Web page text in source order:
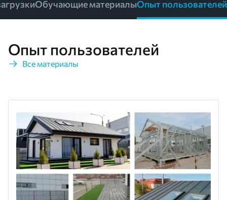
Обучающие материалыОпыт пользователей
Опыт пользователей
Все материалы